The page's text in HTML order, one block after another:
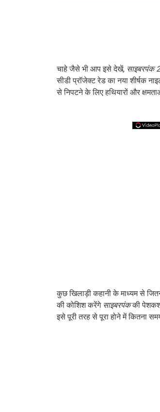
चाहे जैसे भी आप इसे देखें, साइबरपंक
सीडी प्रॉजेक्ट रेड का नया शीर्षक
से निपटने के लिए हथियारों और
कुछ खिलाड़ी कहानी के माध्यम से
की कोशिश करेंगे साइबरपंककी पेशकश
इसे पूरी तरह से पूरा होने में कितना